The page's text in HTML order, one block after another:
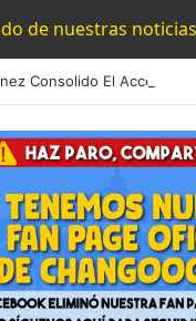
de nuestras